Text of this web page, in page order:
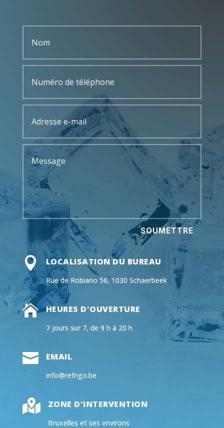
SOUMETTRE
 LOCALISATION DU BUREAU
Rue de Robiano 56, 1030 Schaerbeek
 HEURES D'OUVERTURE
7 jours sur 7, de 9 h à 20 h
 EMAIL
info@refrigo.be
 ZONE D'INTERVENTION
Bruxelles et ses environs